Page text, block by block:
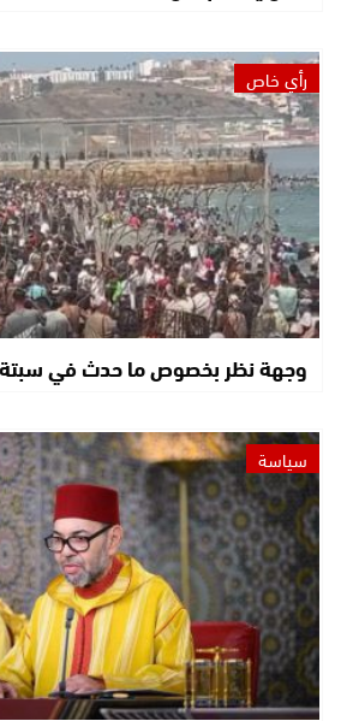
رأي خاص
وجهة نظر بخصوص ما حدث في سبتة
سياسة